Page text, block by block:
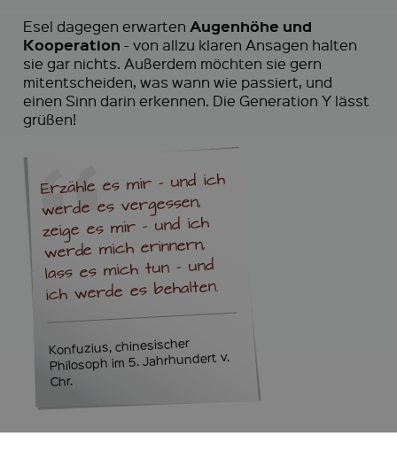
Esel dagegen erwarten Augenhöhe und
Kooperation - von allzu klaren Ansagen halten
sie gar nichts. Außerdem möchten sie gern
mitentscheiden, was wann wie passiert, und
einen Sinn darin erkennen. Die Generation Y lässt
grüßen!
Erzähle es mir - und ich
werde es vergessen,
zeige es mir - und ich
werde mich erinnern,
lass es mich tun - und
ich werde es behalten.
Konfuzius, chinesischer
Philosoph im 5. Jahrhundert v.
Chr.